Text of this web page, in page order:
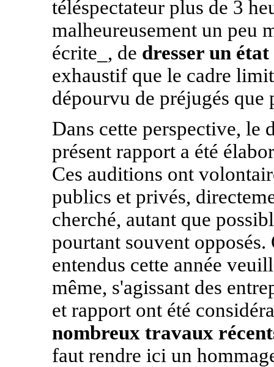
téléspectateur plus de 3
malheureusement un peu
écrite_, de dresser un
exhaustif que le cadre
dépourvu de préjugés
Dans cette perspective,
présent rapport a été
Ces auditions ont
publics et privés,
cherché, autant que
pourtant souvent
entendus cette année
même, s'agissant des
et rapport ont été
nombreux travaux
faut rendre ici un